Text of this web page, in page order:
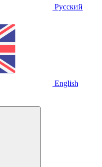
Русский
English